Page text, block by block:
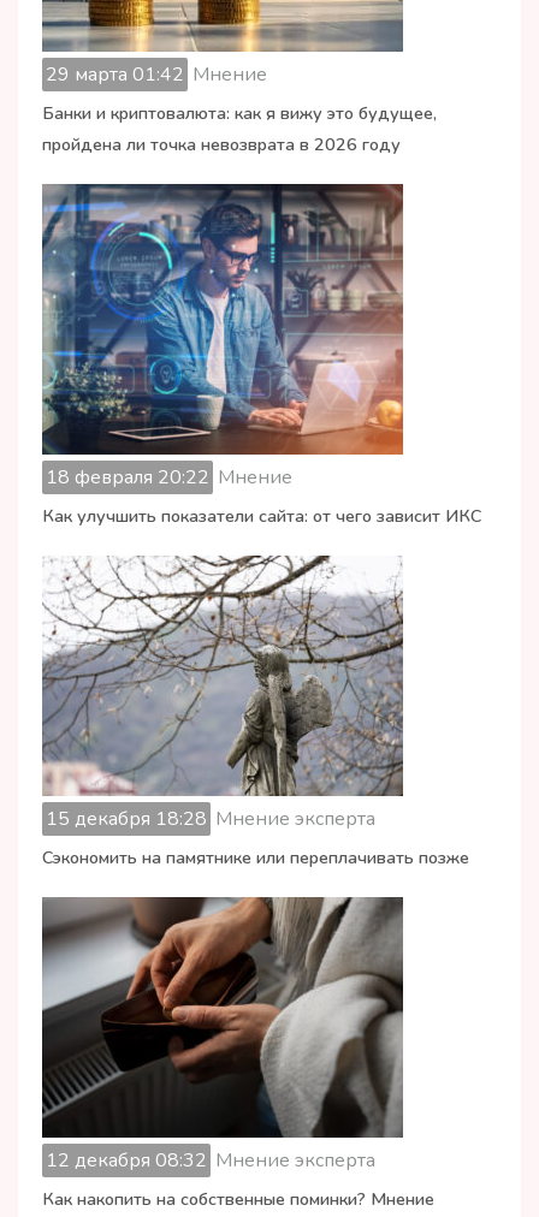
29 марта 01:42 Мнение
Банки и криптовалюта: как я вижу это будущее,
пройдена ли точка невозврата в 2026 году
18 февраля 20:22 Мнение
Как улучшить показатели сайта: от чего зависит ИКС
15 декабря 18:28 Мнение эксперта
Сэкономить на памятнике или переплачивать позже
12 декабря 08:32 Мнение эксперта
Как накопить на собственные поминки? Мнение